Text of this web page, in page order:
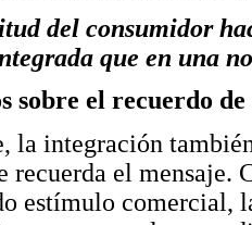
del consumidor
que en una
sobre el recuerdo
la integración
recuerda el mensaje.
estímulo comercial,